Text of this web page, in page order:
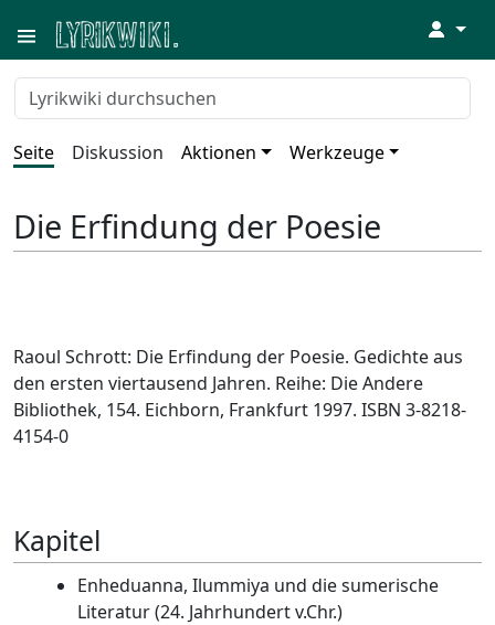
↓
Seite Diskussion Aktionen Werkzeuge
Die Erfindung der Poesie
Raoul Schrott: Die Erfindung der Poesie. Gedichte aus
den ersten viertausend Jahren. Reihe: Die Andere
Bibliothek, 154. Eichborn, Frankfurt 1997. ISBN 3-8218-
4154-0
Kapitel
Enheduanna, Ilummiya und die sumerische
Literatur (24. Jahrhundert v.Chr.)